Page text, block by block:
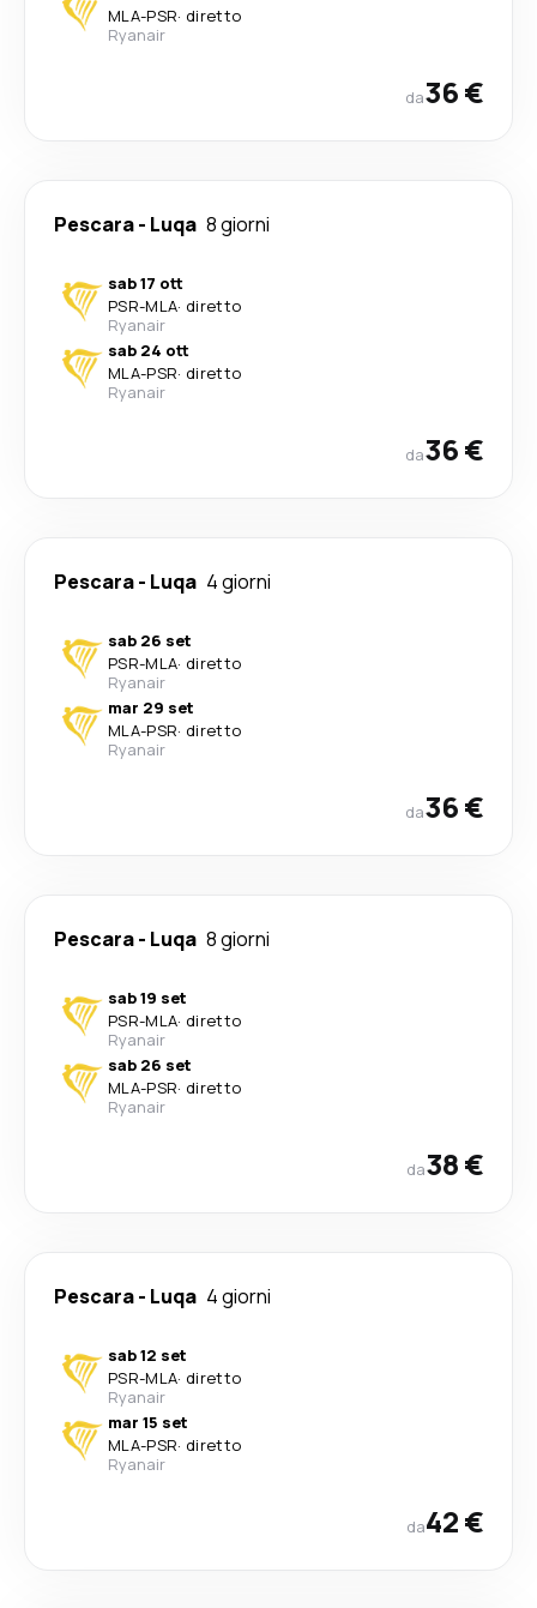
MLA-PSR· diretto
Ryanair
da36 €
Pescara- Luqa 8 giorni
sab 17 ott
PSR-MLA· diretto
Ryanair
sab 24 ott
MLA-PSR· diretto
Ryanair
da36 €
Pescara- Luqa 4 giorni
sab 26 set
PSR-MLA· diretto
Ryanair
mar 29 set
MLA-PSR· diretto
Ryanair
da36 €
Pescara- Luqa 8 giorni
sab 19 set
PSR-MLA· diretto
Ryanair
sab 26 set
MLA-PSR· diretto
Ryanair
da38 €
Pescara- Luqa 4 giorni
sab 12 set
PSR-MLA· diretto
Ryanair
mar 15 set
MLA-PSR· diretto
Ryanair
da42 €